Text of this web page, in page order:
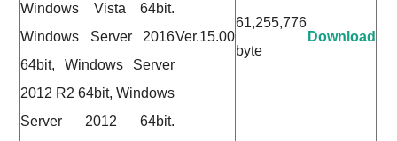
Windows Vista 64bit.
Windows Server 2016
64bit, Windows Server
2012 R2 64bit, Windows
Server 2012 64bit.
Ver.15.00
61,255,776
byte
Download